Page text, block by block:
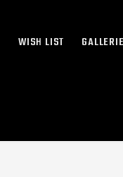
WISH LIST